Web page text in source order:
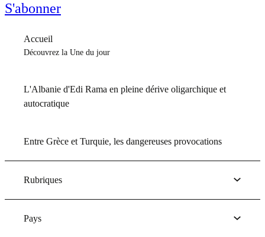
S'abonner
Accueil
Découvrez la Une du jour
L'Albanie d'Edi Rama en pleine dérive oligarchique et
autocratique
Entre Grèce et Turquie, les dangereuses provocations
Rubriques
Pays